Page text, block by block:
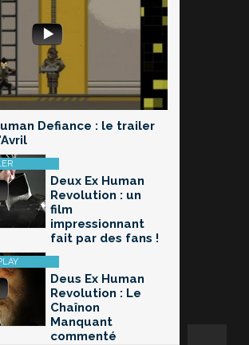
Defiance : le trailer
Deux Ex Human
Revolution : un
film
impressionnant
fait par des fans !
Deus Ex Human
Revolution : Le
Chaînon
Manquant
commenté